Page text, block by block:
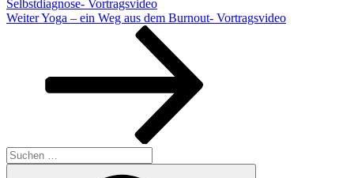
Selbstdiagnose- Vortragsvideo
Nächster
WeiterYoga – ein Weg aus dem Burnout- Vortragsvideo
Suchen
nach: